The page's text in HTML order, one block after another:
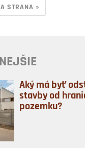
STRANA »
Aký má byť
stavby od
pozemku?